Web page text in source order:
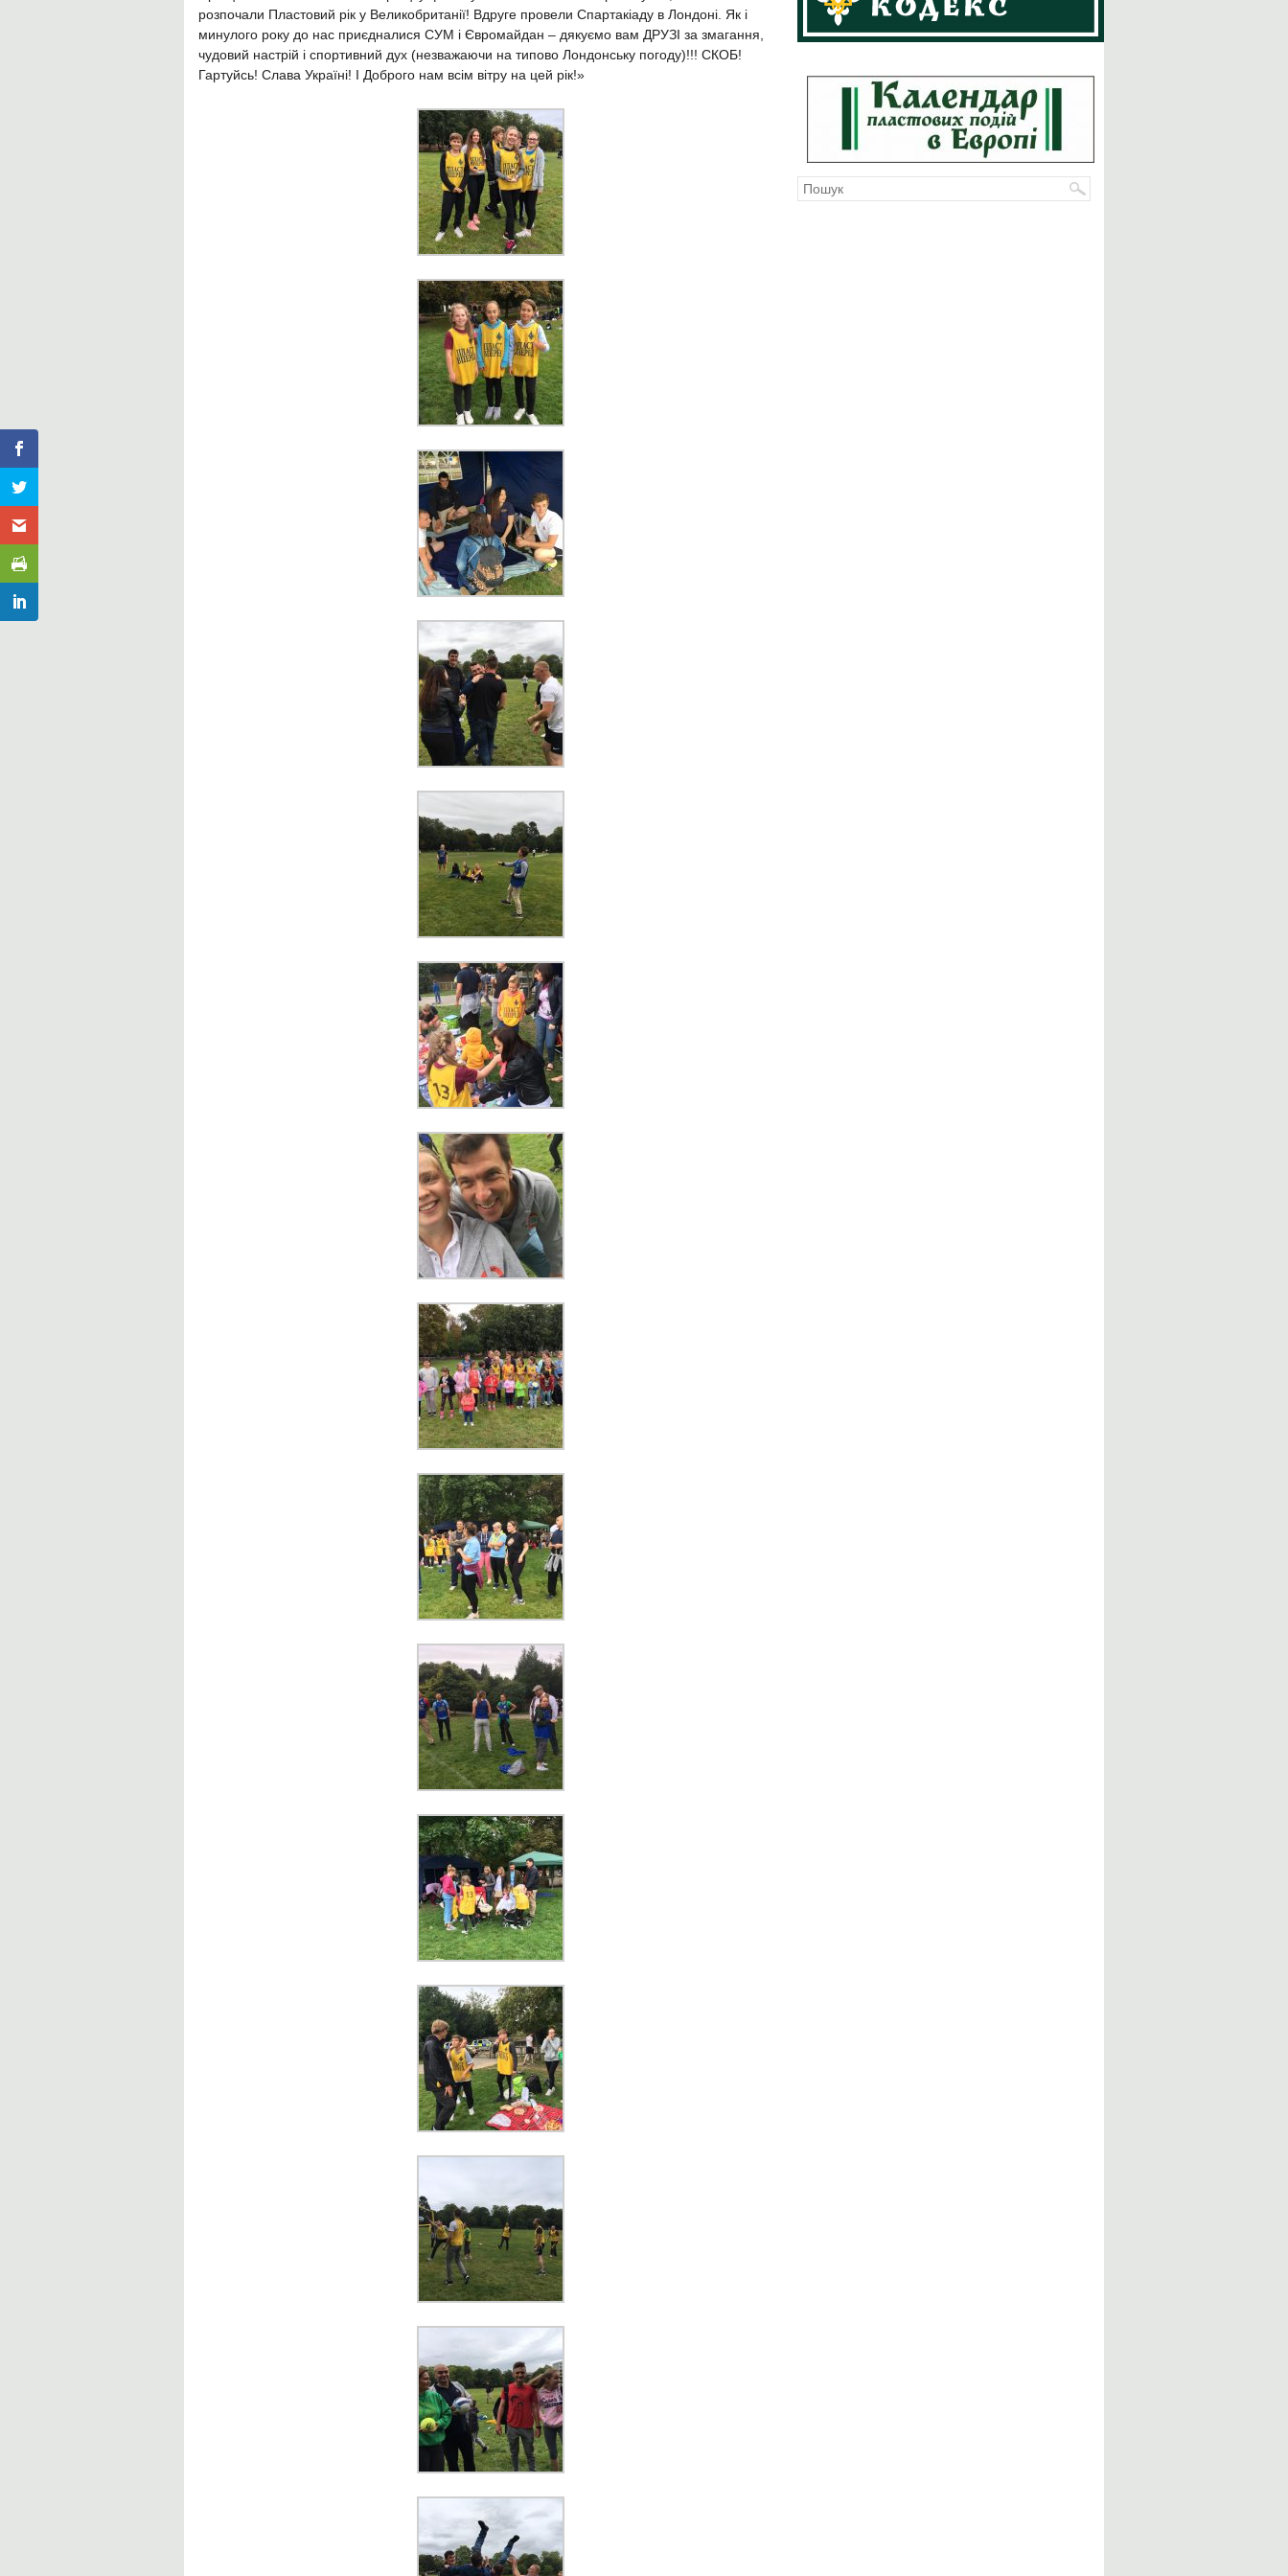
розпочали Пластовий рік у Великобританії! Вдруге провели Спартакіаду в Лондоні. Як і
минулого року до нас приєдналися СУМ і Євромайдан – дякуємо вам ДРУЗІ за змагання,
чудовий настрій і спортивний дух (незважаючи на типово Лондонську погоду)!!! СКОБ!
Гартуйсь! Слава Україні! І Доброго нам всім вітру на цей рік!»